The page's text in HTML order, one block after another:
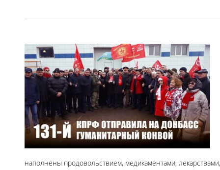
наполнены продовольствием, медикаментами,